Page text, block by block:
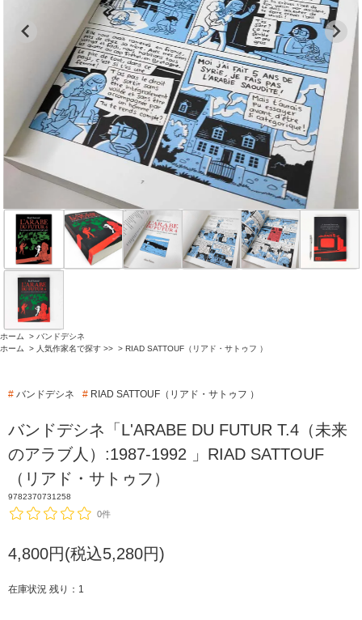
ホーム > バンドデシネ
ホーム
> 人気作家名で探す >> > RIAD SATTOUF（リアド・サトゥフ ）
# バンドデシネ # RIAD SATTOUF（リアド・サトゥフ ）
バンドデシネ「L'ARABE DU FUTUR T.4（未来
のアラブ人）:1987-1992 」RIAD SATTOUF
（リアド・サトゥフ）
9782370731258
0件
4,800円(税込5,280円)
在庫状況 残り：1